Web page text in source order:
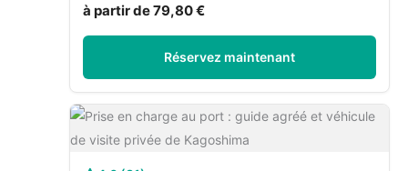
à partir de 79,80 €
Réservez maintenant